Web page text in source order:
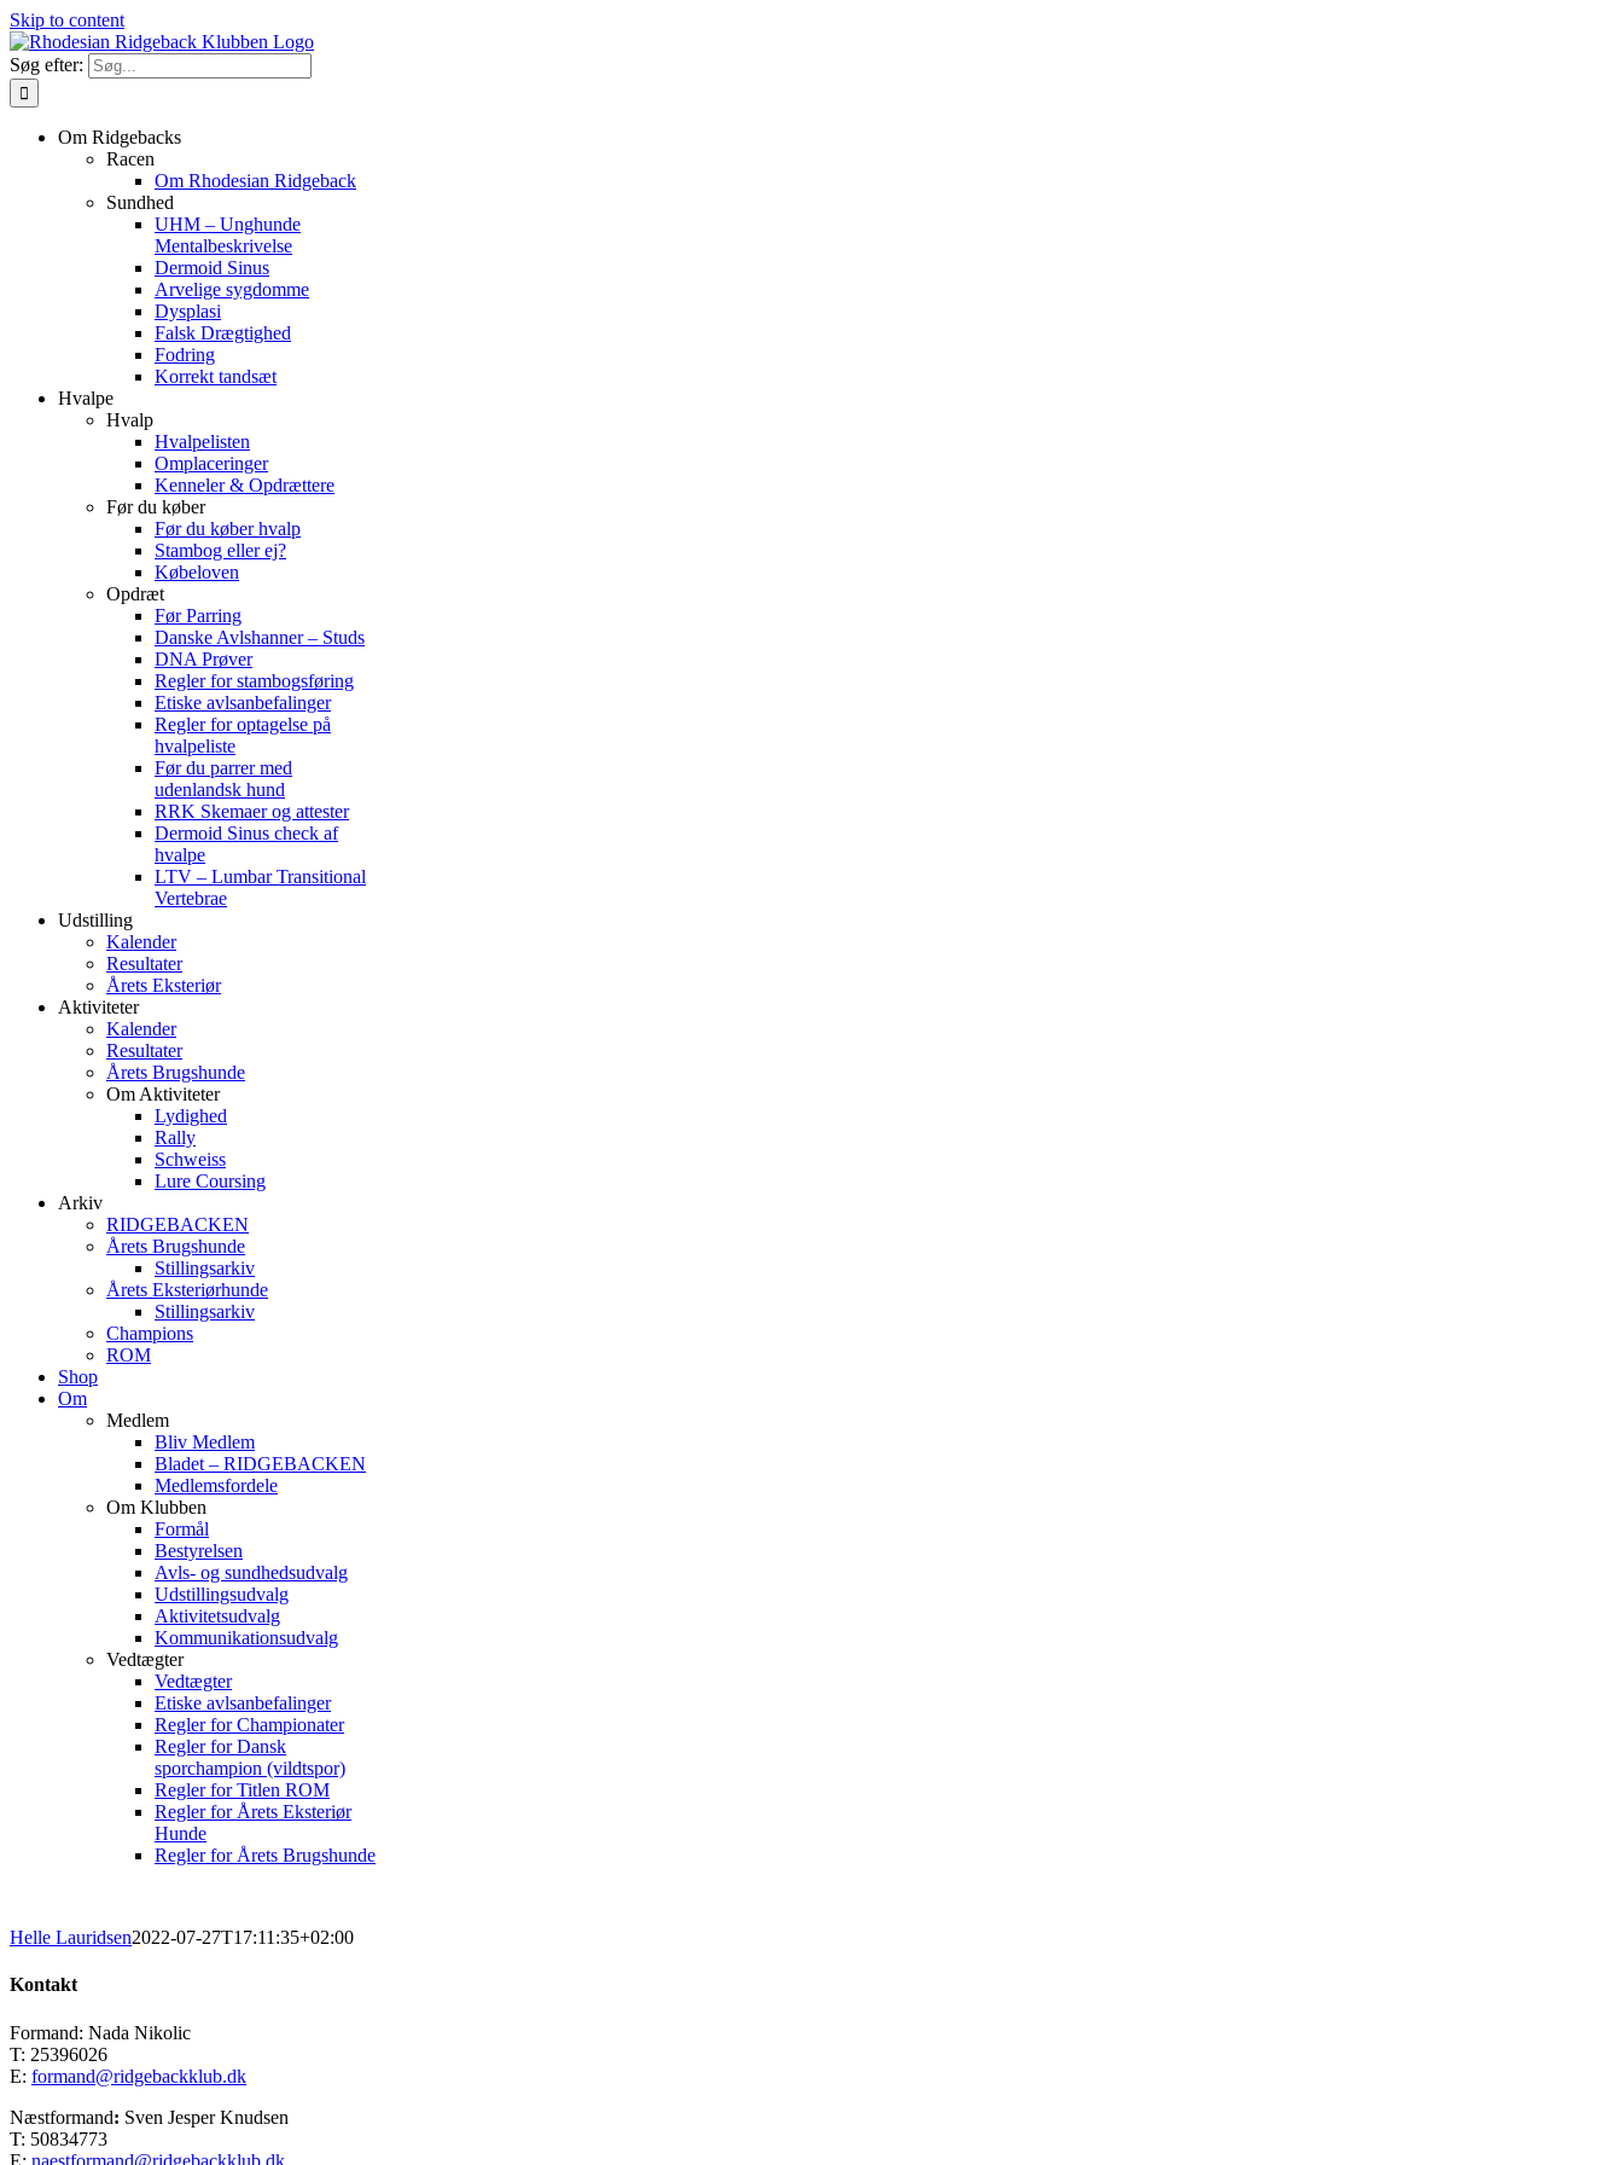
Skip to content
Søg efter:
Om Ridgebacks
Racen
Om Rhodesian Ridgeback
Sundhed
UHM – Unghunde
Mentalbeskrivelse
Dermoid Sinus
Arvelige sygdomme
Dysplasi
Falsk Drægtighed
Fodring
Korrekt tandsæt
Hvalpe
Hvalp
Hvalpelisten
Omplaceringer
Kenneler & Opdrættere
Før du køber
Før du køber hvalp
Stambog eller ej?
Købeloven
Opdræt
Før Parring
Danske Avlshanner – Studs
DNA Prøver
Regler for stambogsføring
Etiske avlsanbefalinger
Regler for optagelse på
hvalpeliste
Før du parrer med
udenlandsk hund
RRK Skemaer og attester
Dermoid Sinus check af
hvalpe
LTV – Lumbar Transitional
Vertebrae
Udstilling
Kalender
Resultater
Årets Eksteriør
Aktiviteter
Kalender
Resultater
Årets Brugshunde
Om Aktiviteter
Lydighed
Rally
Schweiss
Lure Coursing
Arkiv
RIDGEBACKEN
Årets Brugshunde
Stillingsarkiv
Årets Eksteriørhunde
Stillingsarkiv
Champions
ROM
Shop
Om
Medlem
Bliv Medlem
Bladet – RIDGEBACKEN
Medlemsfordele
Om Klubben
Formål
Bestyrelsen
Avls- og sundhedsudvalg
Udstillingsudvalg
Aktivitetsudvalg
Kommunikationsudvalg
Vedtægter
Vedtægter
Etiske avlsanbefalinger
Regler for Championater
Regler for Dansk
sporchampion (vildtspor)
Regler for Titlen ROM
Regler for Årets Eksteriør
Hunde
Regler for Årets Brugshunde
Helle Lauridsen2022-07-27T17:11:35+02:00
Kontakt
Formand: Nada Nikolic
T: 25396026
E: formand@ridgebackklub.dk
Næstformand: Sven Jesper Knudsen
T: 50834773
E: naestformand@ridgebackklub.dk